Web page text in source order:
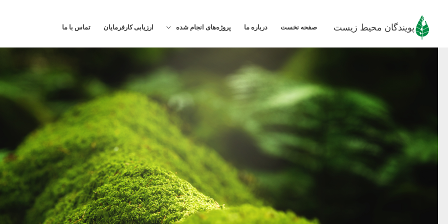
پویندگان محیط زیست صفحه نخست درباره ما پروژه‌های انجام شده ارزیابی کارفرمایان تماس با ما